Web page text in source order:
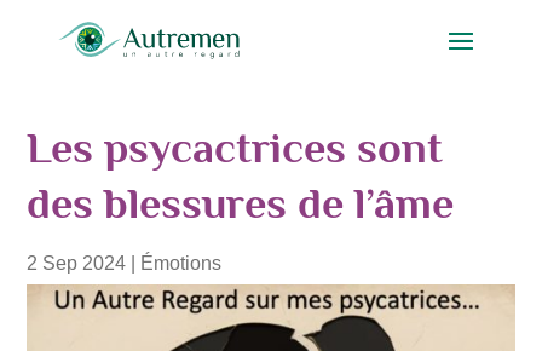
Les psycactrices sont
des blessures de l’âme
2 Sep 2024 Émotions